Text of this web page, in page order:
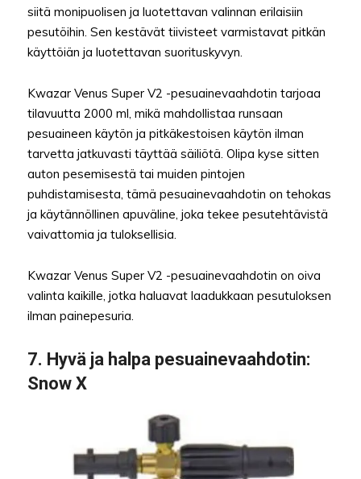
siitä monipuolisen ja luotettavan valinnan erilaisiin
pesutöihin. Sen kestävät tiivisteet varmistavat pitkän
käyttöiän ja luotettavan suorituskyvyn.
Kwazar Venus Super V2 -pesuainevaahdotin tarjoaa
tilavuutta 2000 ml, mikä mahdollistaa runsaan
pesuaineen käytön ja pitkäkestoisen käytön ilman
tarvetta jatkuvasti täyttää säiliötä. Olipa kyse sitten
auton pesemisestä tai muiden pintojen
puhdistamisesta, tämä pesuainevaahdotin on tehokas
ja käytännöllinen apuväline, joka tekee pesutehtävistä
vaivattomia ja tuloksellisia.
Kwazar Venus Super V2 -pesuainevaahdotin on oiva
valinta kaikille, jotka haluavat laadukkaan pesutuloksen
ilman painepesuria.
7. Hyvä ja halpa pesuainevaahdotin:
Snow X